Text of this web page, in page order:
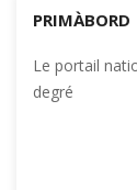
PRIMÀBORD
Le portail
degré